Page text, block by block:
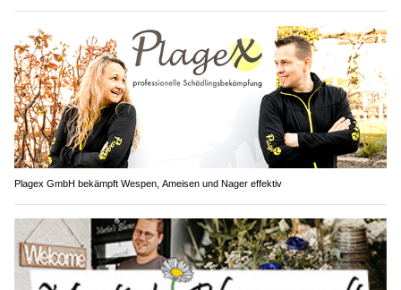
Plagex GmbH bekämpft Wespen, Ameisen und Nager effektiv